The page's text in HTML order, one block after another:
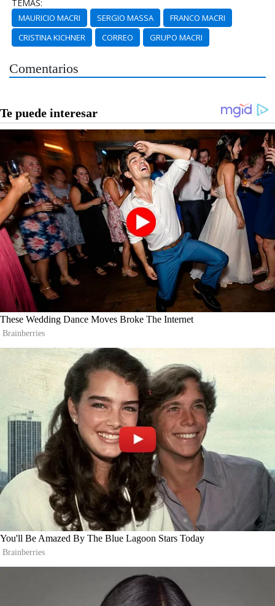
TEMAS:
MAURICIO MACRI SERGIO MASSA
FRANCO MACRI
CRISTINA KICHNER
CORREO GRUPO MACRI
Comentarios